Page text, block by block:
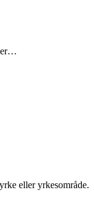
eller yrkesområde.